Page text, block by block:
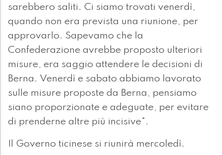
sarebbero saliti. Ci siamo trovati venerdì,
quando non era prevista una riunione, per
approvarlo. Sapevamo che la
Confederazione avrebbe proposto ulteriori
misure, era saggio attendere le decisioni di
Berna. Venerdì e sabato abbiamo lavorato
sulle misure proposte da Berna, pensiamo
siano proporzionate e adeguate, per evitare
di prenderne altre più incisive".
Il Governo ticinese si riunirà mercoledì.